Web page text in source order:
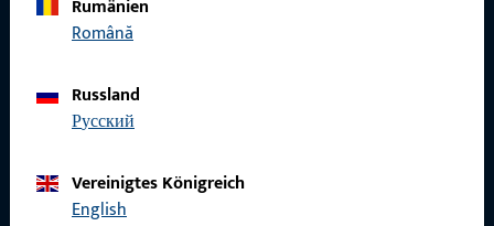
Rumänien
Română
Russland
русский
Vereinigtes Königreich
English
Karriere